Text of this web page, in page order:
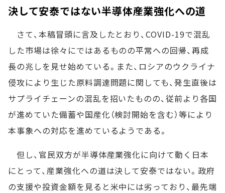
決して安泰ではない半導体産業強化への道
さて、本稿冒頭に言及したとおり、COVID-19で混乱
した市場は徐々にではあるものの平常への回帰、再成
長の兆しを見せ始めている。また、ロシアのウクライナ
侵攻により生じた原料調達問題に関しても、発生直後は
サプライチェーンの混乱を招いたものの、従前より各国
が進めていた備蓄や国産化（検討開始を含む）等により
本事象への対応を進めているようである。
但し、官民双方が半導体産業強化に向けて動く日本
にとって、産業強化への道は決して安泰ではない。政府
の支援や投資金額を見ると米中には劣っており、最先端